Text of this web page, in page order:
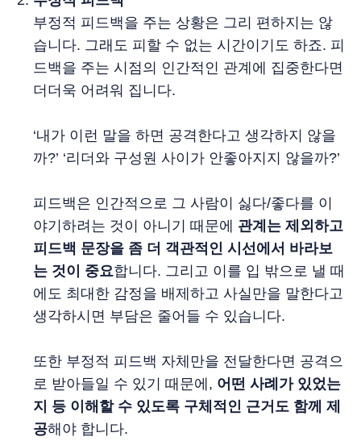
부정적 피드백을 주는 상황은 그리 편하지는 않
습니다. 그래도 피할 수 없는 시간이기도 하죠. 피
드백을 주는 시점의 인간적인 관계에 집중한다면
더더욱 어려워 집니다.
‘내가 이런 말을 하면 공격한다고 생각하지 않을
까?’ ‘리더와 구성원 사이가 안좋아지지 않을까?’
피드백은 인간적으로 그 사람이 싫다/좋다를 이
야기하려는 것이 아니기 때문에 관계는 제외하고
피드백 문장을 좀 더 객관적인 시선에서 바라보
는 것이 중요합니다. 그리고 이를 입 밖으로 낼 때
에도 최대한 감정을 배제하고 사실만을 말한다고
생각하시면 부담은 줄어들 수 있습니다.
또한 부정적 피드백 자체만을 전달한다면 공격으
로 받아들일 수 있기 때문에, 어떤 사례가 있었는
지 등 이해할 수 있도록 구체적인 근거도 함께 제
공해야 합니다.